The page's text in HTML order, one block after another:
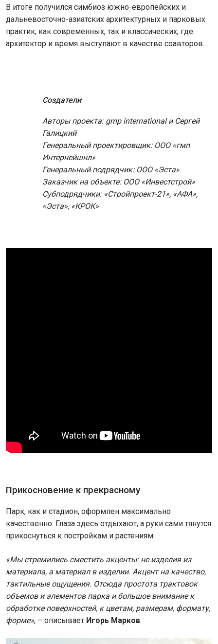
В итоге получился симбиоз южно-европейских и
дальневосточно-азиатских архитектурных и парковых
практик, как современных, так и классических, где
архитектор и время выступают в качестве соавторов.
Создатели
Авторы проекта: gmp international и Сергей
Галицкий
Генеральный проектировщик: ООО «гмп
Интернейшнл»
Генеральный подрядчик: ООО «Эста»
Заказчик на объекте: ООО «Инвестстрой»
Субподрядчики: «Стройпроект-21», «АФА»,
«Эста», «КРОК»
Прикосновение к прекрасному
Парк, как и стадион, оформлен максимально
качественно. Глаза здесь отдыхают, а руки сами тянутся
прикоснуться к постройкам и растениям.
«Мы стремились сместить акценты: не изделия из
материала, а материал в изделии. Акцент на качество,
тактильные ощущения. Отсюда простота трактовок
объемов и элементов парка и большое внимание к
обработке поверхностей, к цветам, размерам, формату,
форме», – описывает Игорь Марков.